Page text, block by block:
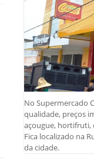
No Supermercado
qualidade, preços
açougue, hortifruti,
Fica localizado na
da cidade.